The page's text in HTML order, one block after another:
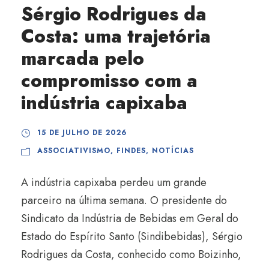
Sérgio Rodrigues da
Costa: uma trajetória
marcada pelo
compromisso com a
indústria capixaba
15 DE JULHO DE 2026
ASSOCIATIVISMO, FINDES, NOTÍCIAS
A indústria capixaba perdeu um grande
parceiro na última semana. O presidente do
Sindicato da Indústria de Bebidas em Geral do
Estado do Espírito Santo (Sindibebidas), Sérgio
Rodrigues da Costa, conhecido como Boizinho,